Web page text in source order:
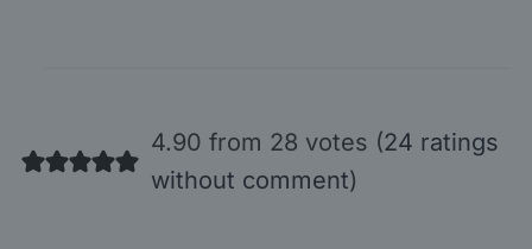
4.90 from 28 votes (24 ratings
without comment)